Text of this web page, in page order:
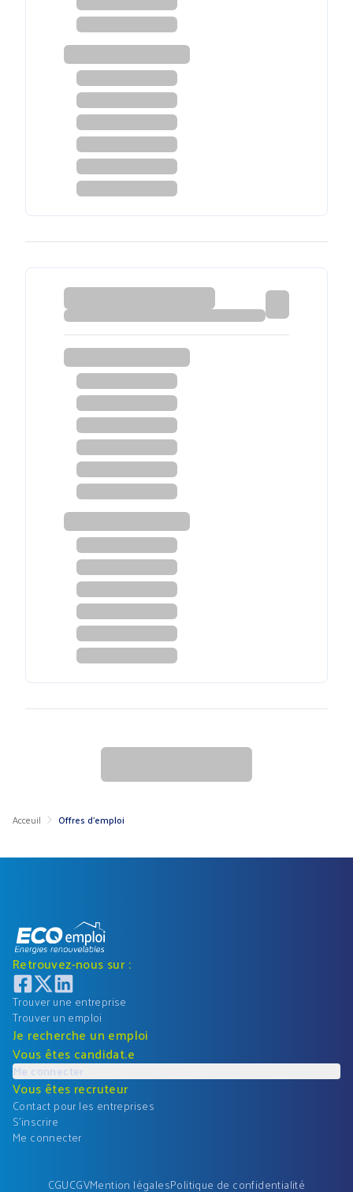
Acceuil Offres d'emploi
Retrouvez-nous sur :
Trouver une entreprise
Trouver un emploi
Je recherche un emploi
Vous êtes candidat.e
Me connecter
Vous êtes recruteur
Contact pour les entreprises
S'inscrire
Me connecter
CGUCGVMention légalesPolitique de confidentialité